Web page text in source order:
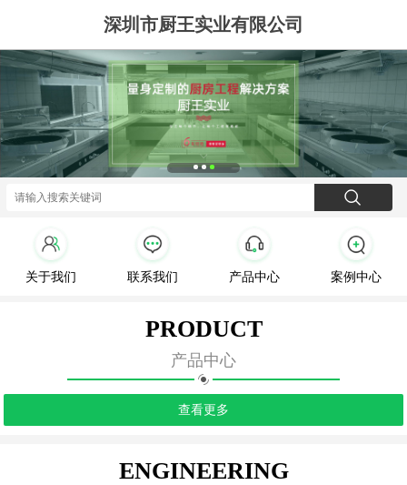
深圳市厨王实业有限公司
关于我们 联系我们 产品中心 案例中心
PRODUCT
产品中心
查看更多
ENGINEERING